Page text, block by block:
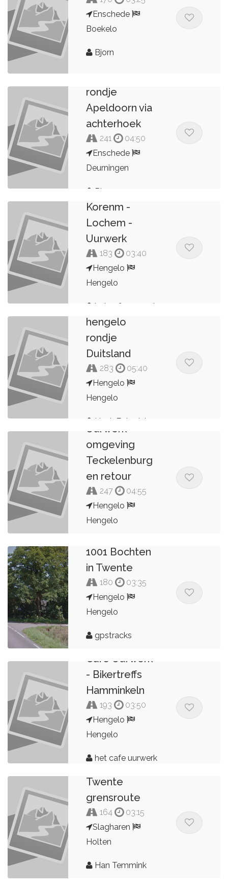
Enschede
Boekelo
Bjorn
rondje
Apeldoorn via
achterhoek
241
04:50
Enschede
Deurningen
Bjorn
Uurwerk -
Korenm -
Lochem -
Uurwerk
183
03:40
Hengelo
Hengelo
het cafe uurwerk
Uurwerk
hengelo
rondje
Duitsland
283
05:40
Hengelo
Hengelo
Henk Egberink
Uurwerk -
omgeving
Teckelenburg
en retour
247
04:55
Hengelo
Hengelo
1001 Bochten
in Twente
180
03:35
Hengelo
Hengelo
gpstracks
Cafe Uurwerk
- Bikertreffs
Hamminkeln
193
03:50
Hengelo
Hengelo
het cafe uurwerk
Twente
grensroute
164
03:15
Slagharen
Holten
Han Temmink